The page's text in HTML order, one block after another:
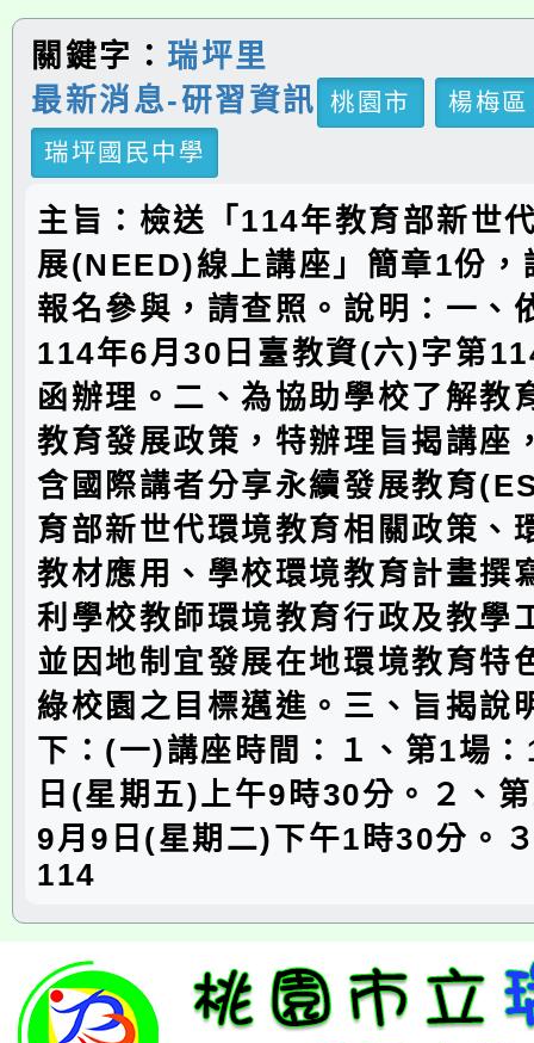
關鍵字： 瑞坪里
最新消息-研習資訊
桃園市
楊梅區
瑞坪國民中學
主旨：檢送「114年教育部新世
展(NEED)線上講座」簡章1份，
報名參與，請查照。說明：一、
114年6月30日臺教資(六)字第
函辦理。二、為協助學校了解教
教育發展政策，特辦理旨揭講座
含國際講者分享永續發展教育
育部新世代環境教育相關政策、
教材應用、學校環境教育計畫撰
利學校教師環境教育行政及教學
並因地制宜發展在地環境教育特
綠校園之目標邁進。三、旨揭說
下：(一)講座時間：１、第1場
日(星期五)上午9時30分。２、
9月9日(星期二)下午1時30分。
114